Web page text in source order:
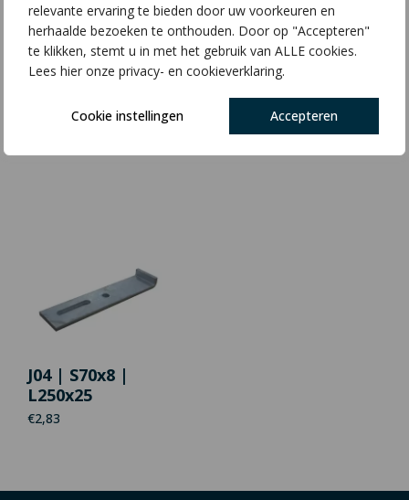
relevante ervaring te bieden door uw voorkeuren en
herhaalde bezoeken te onthouden. Door op "Accepteren"
te klikken, stemt u in met het gebruik van ALLE cookies.
Lees hier onze privacy- en cookieverklaring.
Cookie instellingen Accepteren
L210x200
J03 | S70x8 |
L200x25
J04 | S70x8 |
L250x25
€2,83